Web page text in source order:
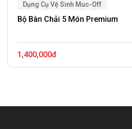
Dụng Cụ Vệ Sinh Muc-Off
Bộ Bàn Chải 5 Món Premium
1,400,000đ